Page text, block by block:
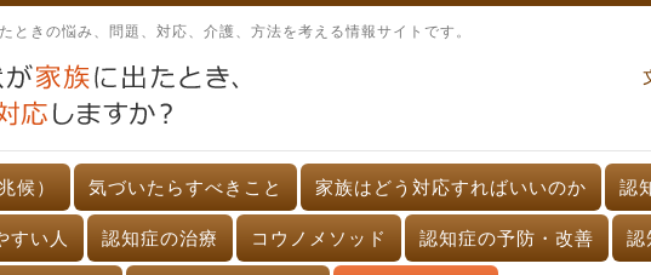
ときの悩み、問題、対応、介護、方法を考える情報サイトです。
候） 気づいたらすべきこと 家族はどう対応すればいいのか 認
すい人 認知症の治療 コウノメソッド 認知症の予防・改善 認